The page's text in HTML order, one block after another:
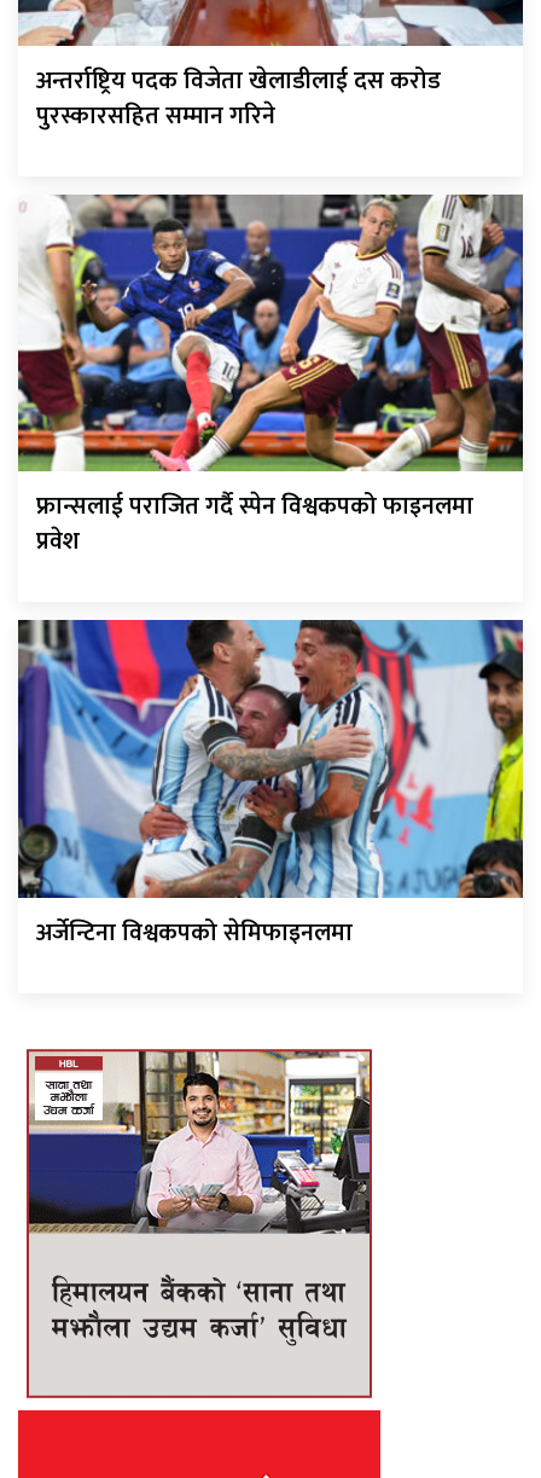
अन्तर्राष्ट्रिय पदक विजेता खेलाडीलाई दस करोड
पुरस्कारसहित सम्मान गरिने
फ्रान्सलाई पराजित गर्दै स्पेन विश्वकपको फाइनलमा
प्रवेश
अर्जेन्टिना विश्वकपको सेमिफाइनलमा